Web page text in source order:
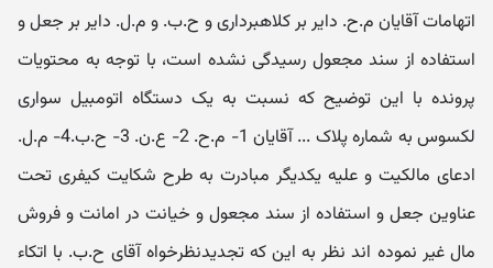
اتهامات آقایان م.ح. دایر بر کلاهبرداری و ح.ب. و م.ل. دایر بر جعل و
استفاده از سند مجعول رسیدگی نشده است، با توجه به محتویات
پرونده با این توضیح که نسبت به یک دستگاه اتومبیل سواری
لکسوس به شماره پلاک ... آقایان 1- م.ح. 2- ع.ن. 3- ح.ب.4- م.ل.
ادعای مالکیت و علیه یکدیگر مبادرت به طرح شکایت کیفری تحت
عناوین جعل و استفاده از سند مجعول و خیانت در امانت و فروش
مال غیر نموده اند نظر به این که تجدیدنظرخواه آقای ح.ب. با اتکاء